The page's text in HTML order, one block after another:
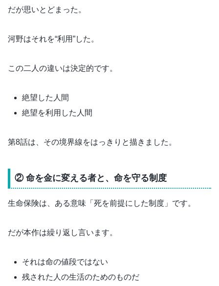
だが思いとどまった。
河野はそれを“利用”した。
この二人の違いは決定的です。
絶望した人間
絶望を利用した人間
第8話は、その境界線をはっきりと描きました。
② 命を金に変える者と、命を守る制度
生命保険は、ある意味「死を前提にした制度」です。
だが本作は繰り返し言います。
それは命の値段ではない
残された人の生活のためのものだ